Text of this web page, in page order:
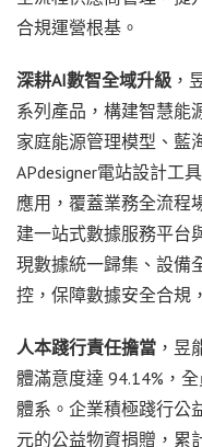
合規運營根基。
深耕AI數智全域升級 ，
系列產品，構建智慧能
家庭能源管理模型、藍
APdesigner電站設計工
應用，覆蓋業務全流程
建一站式數據服務平台
現數據統一歸集、設備
控，保障數據安全合規
人本踐行責任擔當 ，昱
體滿意度達 94.14%，
體系。企業積極踐行公
元的公益物資捐贈，累